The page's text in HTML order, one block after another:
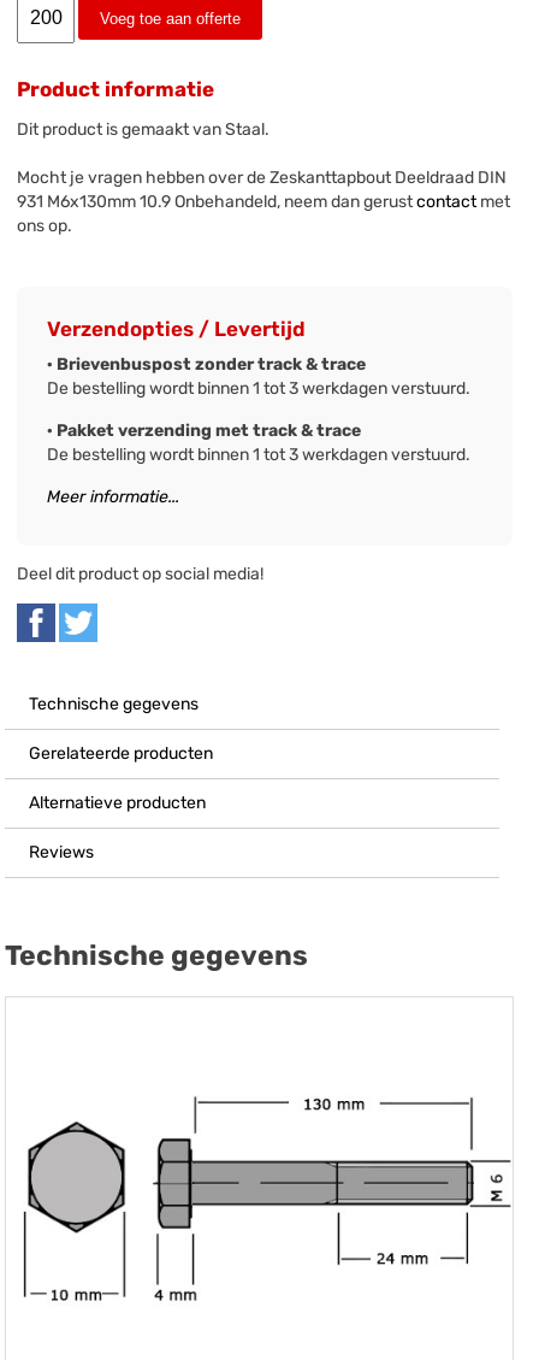
Voeg toe aan offerte
Product informatie
Dit product is gemaakt van Staal.
Mocht je vragen hebben over de Zeskanttapbout Deeldraad DIN
931 M6x130mm 10.9 Onbehandeld, neem dan gerustcontactmet
ons op.
Verzendopties / Levertijd
· Brievenbuspost zonder track & trace
De bestelling wordt binnen 1 tot 3 werkdagen verstuurd.
· Pakket verzending met track & trace
De bestelling wordt binnen 1 tot 3 werkdagen verstuurd.
Meer informatie...
Deel dit product op social media!
Technische gegevens
Gerelateerde producten
Alternatieve producten
Reviews
Technische gegevens